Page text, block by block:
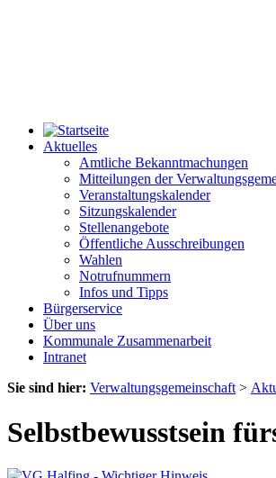
Aktuelles
Amtliche Bekanntmachungen
Mitteilungen der
Veranstaltungskalender
Sitzungskalender
Stellenangebote
Öffentliche Ausschreibungen
Wahlen
Notrufnummern
Infos und Tipps
Bürgerservice
Über uns
Kommunale Zusammenarbeit
Intranet
Sie sind hier: Verwaltungsgemeinschaft >
Selbstbewusstsein